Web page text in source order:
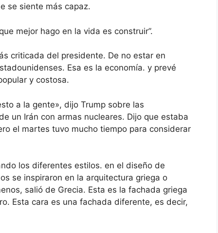
se siente más capaz.
mejor hago en la vida es construir”.
criticada del presidente. De no estar en
Esa es la economía. y prevé
y costosa.
a la gente», dijo Trump sobre las
un Irán con armas nucleares. Dijo que estaba
el martes tuvo mucho tiempo para considerar
los diferentes estilos. en el diseño de
se inspiraron en la arquitectura griega o
salió de Grecia. Esta es la fachada griega
Esta cara es una fachada diferente, es decir,